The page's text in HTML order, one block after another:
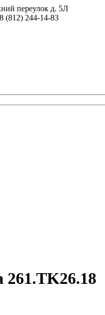
переулок д. 5Л
8 (812) 244-14-83